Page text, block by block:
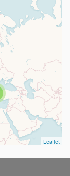
Leaflet